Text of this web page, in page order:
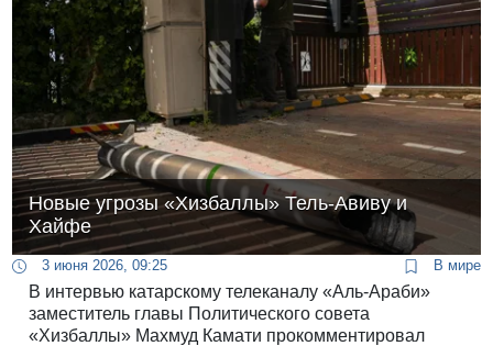
Новые угрозы «Хизбаллы» Тель-Авиву и
Хайфе
3 июня 2026, 09:25 В мире
В интервью катарскому телеканалу «Аль-Араби»
заместитель главы Политического совета
«Хизбаллы» Махмуд Камати прокомментировал